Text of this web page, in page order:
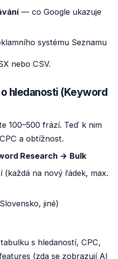
— co Google ukazuje
systému Seznamu
nebo CSV.
hledanosti (Keyword
100–500 frází. Teď k nim
a obtížnost.
Research → Bulk
(každá na nový řádek, max.
jiné)
s hledaností, CPC,
(zda se zobrazují AI